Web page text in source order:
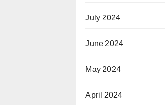
July 2024
June 2024
May 2024
April 2024